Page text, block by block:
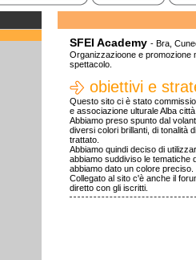
SFEI Academy - Bra,
Organizzazioone e promozione
spettacolo.
obiettivi e
Questo sito ci è stato
e associazione ulturale Alba
Abbiamo preso spunto dal
diversi colori brillanti, di tonalità
trattato.
Abbiamo quindi deciso di
abbiamo suddiviso le tematiche
abbiamo dato un colore preciso.
Collegato al sito c'è anche il
diretto con gli iscritti.